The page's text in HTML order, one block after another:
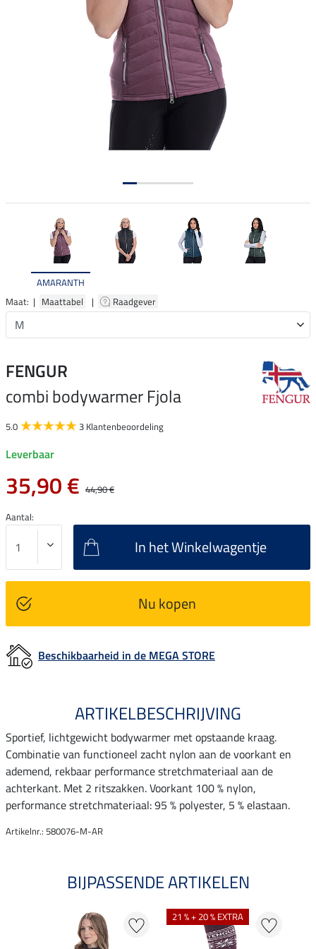
AMARANTH
Maat: | Maattabel | Raadgever
FENGUR
combi bodywarmer Fjola
5.0 3 Klantenbeoordeling
Leverbaar
35,90 € 44,90 €
Aantal:
In het Winkelwagentje
Nu kopen
Beschikbaarheid in de MEGA STORE
ARTIKELBESCHRIJVING
Sportief, lichtgewicht bodywarmer met opstaande kraag.
Combinatie van functioneel zacht nylon aan de voorkant en
ademend, rekbaar performance stretchmateriaal aan de
achterkant. Met 2 ritszakken. Voorkant 100 % nylon,
performance stretchmateriaal: 95 % polyester, 5 % elastaan.
Artikelnr.: 580076-M-AR
BIJPASSENDE ARTIKELEN
21 % + 20 % EXTRA